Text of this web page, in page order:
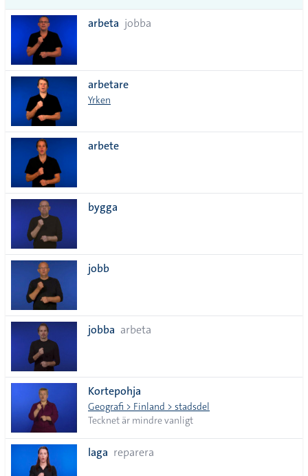
alla i
arbeta jobba
arbetare
Yrken
arbete
bygga
jobb
jobba arbeta
Kortepohja
Geografi > Finland > stadsdel
Tecknet är mindre vanligt
laga reparera